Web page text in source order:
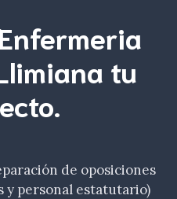
tu
de oposiciones
y personal estatutario)